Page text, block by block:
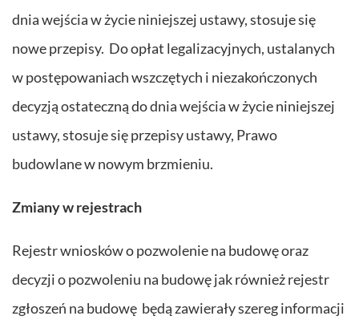
dnia wejścia w życie niniejszej ustawy, stosuje się
nowe przepisy. Do opłat legalizacyjnych, ustalanych
w postępowaniach wszczętych i niezakończonych
decyzją ostateczną do dnia wejścia w życie niniejszej
ustawy, stosuje się przepisy ustawy, Prawo
budowlane w nowym brzmieniu.
Zmiany w rejestrach
Rejestr wniosków o pozwolenie na budowę oraz
decyzji o pozwoleniu na budowę jak również rejestr
zgłoszeń na budowę będą zawierały szereg informacji